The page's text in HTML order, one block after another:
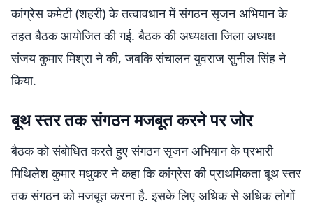
कांग्रेस कमेटी (शहरी) के तत्वावधान में संगठन सृजन अभियान के
तहत बैठक आयोजित की गई. बैठक की अध्यक्षता जिला अध्यक्ष
संजय कुमार मिश्रा ने की, जबकि संचालन युवराज सुनील सिंह ने
किया.
बूथ स्तर तक संगठन मजबूत करने पर जोर
बैठक को संबोधित करते हुए संगठन सृजन अभियान के प्रभारी
मिथिलेश कुमार मधुकर ने कहा कि कांग्रेस की प्राथमिकता बूथ स्तर
तक संगठन को मजबूत करना है. इसके लिए अधिक से अधिक लोगों